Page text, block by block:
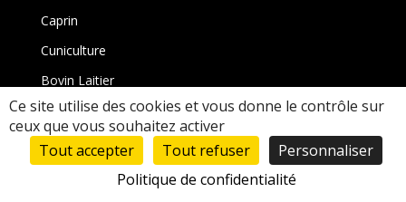
Caprin
Cuniculture
Bovin Laitier
Bovin
Ce site utilise des cookies et vous donne le contrôle sur
ceux que vous souhaitez activer
Tout accepter
Tout refuser
Personnaliser
Politique de confidentialité